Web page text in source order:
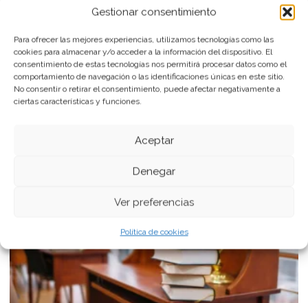
Gestionar consentimiento
Para ofrecer las mejores experiencias, utilizamos tecnologías como las
cookies para almacenar y/o acceder a la información del dispositivo. El
consentimiento de estas tecnologías nos permitirá procesar datos como el
comportamiento de navegación o las identificaciones únicas en este sitio.
No consentir o retirar el consentimiento, puede afectar negativamente a
ciertas características y funciones.
Aceptar
Denegar
Ver preferencias
Política de cookies
Bolsa de interinos Junta de Andalucía:
requisitos, acceso y plazos en 2026
14 mayo, 2026
Leer más »